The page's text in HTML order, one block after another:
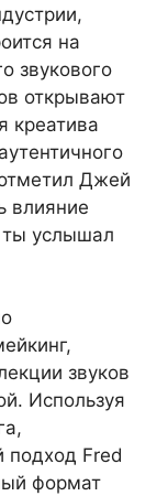
на
звукового
открывают
креатива
Джей
влияние
ты услышал
звуков
Используя
подход Fred
формат